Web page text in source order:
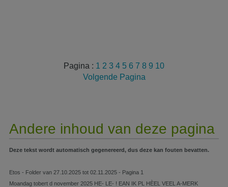
Pagina : 1 2 3 4 5 6 7 8 9 10
Volgende Pagina
Andere inhoud van deze pagina
Deze tekst wordt automatisch gegenereerd, dus deze kan fouten bevatten.
Etos - Folder van 27.10.2025 tot 02.11.2025 - Pagina 1
Moandag tobert d november 2025 HE- LE- ! EAN IK PL HÈEL VEEL A-MERK